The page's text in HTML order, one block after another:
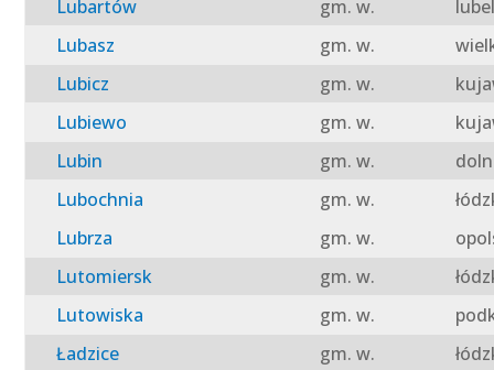
Lubartów gm. w.
Lubasz
gm. w.
Lubicz
gm. w.
Lubiewo
gm. w.
Lubin
gm. w.
Lubochnia
gm. w.
Lubrza
gm. w.
Lutomiersk
gm. w.
Lutowiska
gm. w.
Ładzice
gm. w.